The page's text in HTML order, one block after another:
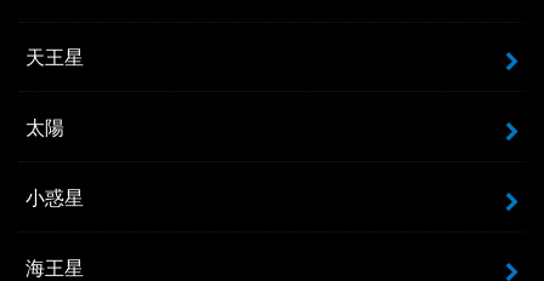
天王星
太陽
小惑星
海王星